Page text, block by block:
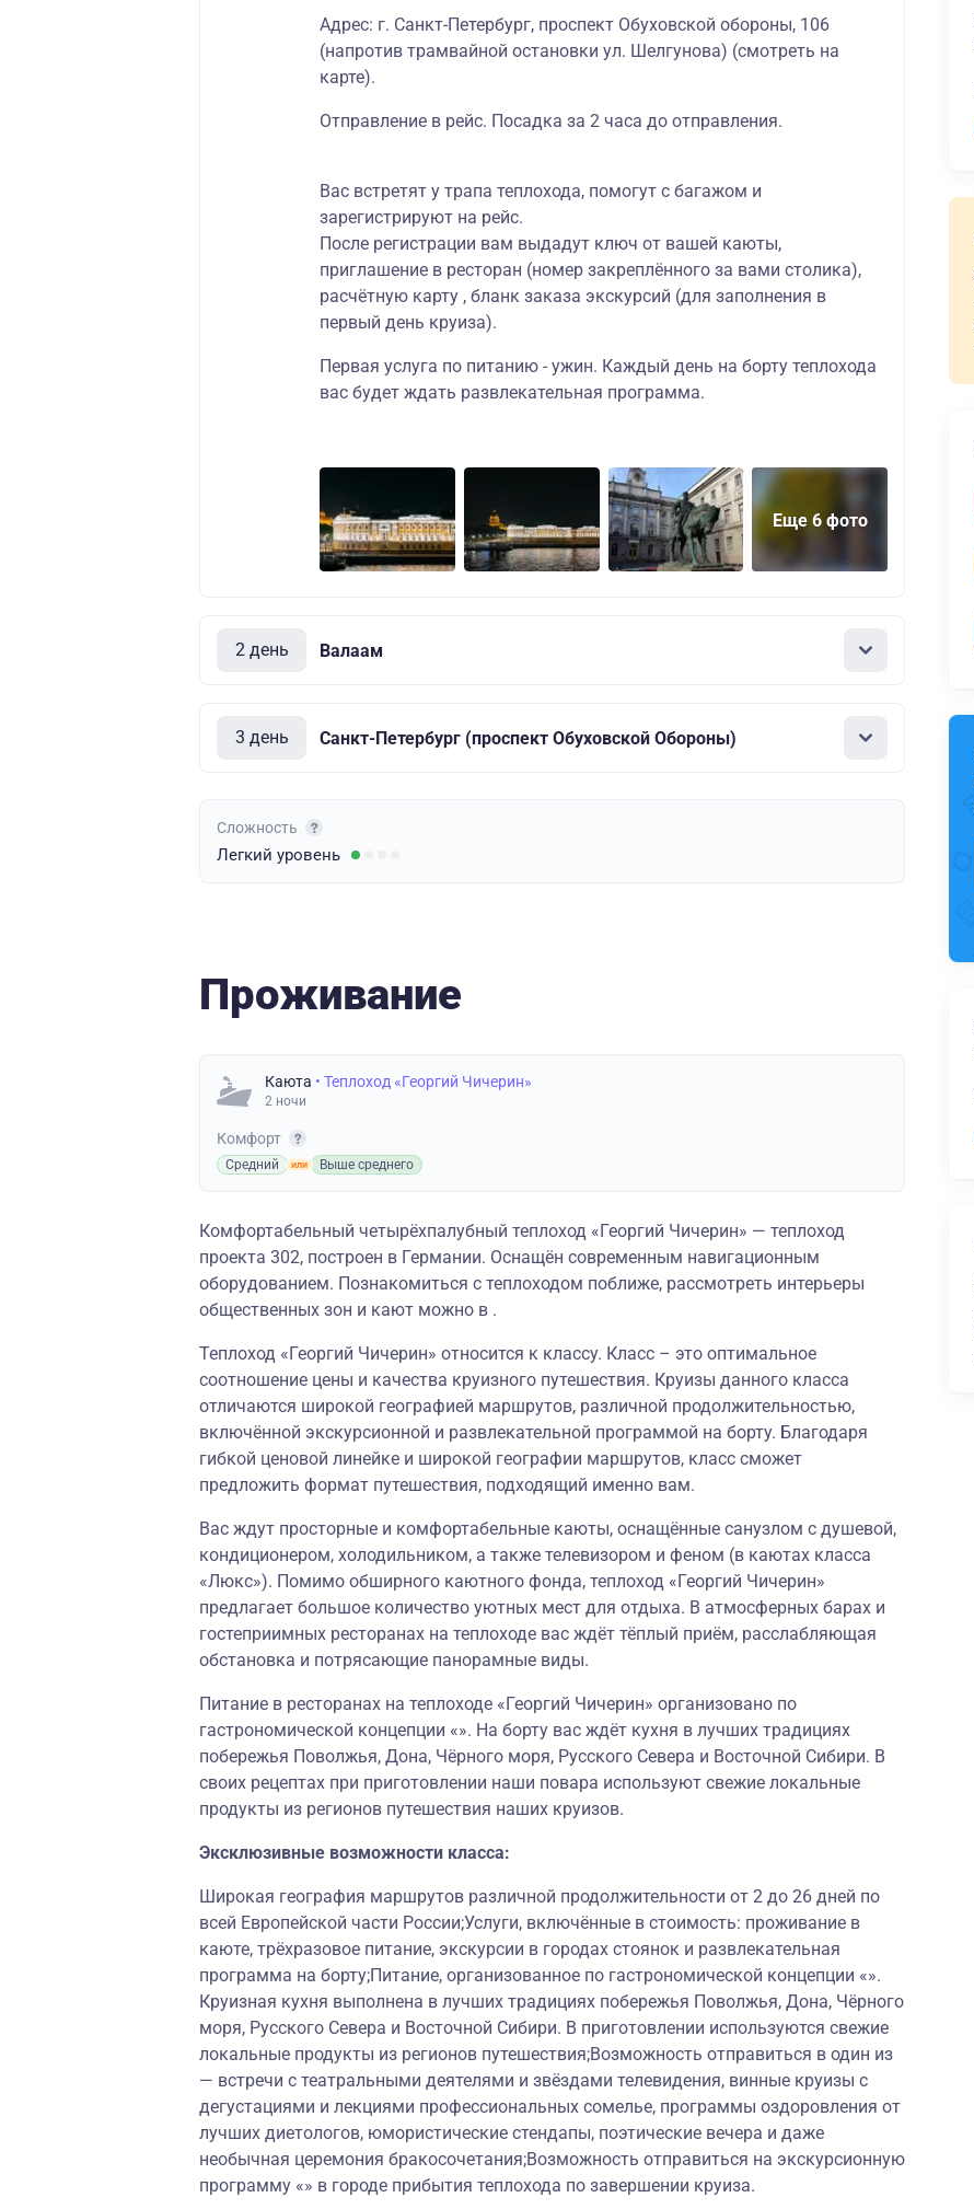
Адрес: г. Санкт-Петербург, проспект Обуховской обороны, 106
(напротив трамвайной остановки ул. Шелгунова) (смотреть на
карте).
Отправление в рейс. Посадка за 2 часа до отправления.
Вас встретят у трапа теплохода, помогут с багажом и
зарегистрируют на рейс.
После регистрации вам выдадут ключ от вашей каюты,
приглашение в ресторан (номер закреплённого за вами столика),
расчётную карту , бланк заказа экскурсий (для заполнения в
первый день круиза).
Первая услуга по питанию - ужин. Каждый день на борту теплохода
вас будет ждать развлекательная программа.
Еще 6 фото
2 день Валаам
3 день Санкт-Петербург (проспект Обуховской Обороны)
Сложность
Легкий уровень
Проживание
Каюта • Теплоход «Георгий Чичерин»
2 ночи
Комфорт
Средний Выше среднего
Комфортабельный четырёхпалубный теплоход «Георгий Чичерин» — теплоход
проекта 302, построен в Германии. Оснащён современным навигационным
оборудованием. Познакомиться с теплоходом поближе, рассмотреть интерьеры
общественных зон и кают можно в .
Теплоход «Георгий Чичерин» относится к классу. Класс – это оптимальное
соотношение цены и качества круизного путешествия. Круизы данного класса
отличаются широкой географией маршрутов, различной продолжительностью,
включённой экскурсионной и развлекательной программой на борту. Благодаря
гибкой ценовой линейке и широкой географии маршрутов, класс сможет
предложить формат путешествия, подходящий именно вам.
Вас ждут просторные и комфортабельные каюты, оснащённые санузлом с душевой,
кондиционером, холодильником, а также телевизором и феном (в каютах класса
«Люкс»). Помимо обширного каютного фонда, теплоход «Георгий Чичерин»
предлагает большое количество уютных мест для отдыха. В атмосферных барах и
гостеприимных ресторанах на теплоходе вас ждёт тёплый приём, расслабляющая
обстановка и потрясающие панорамные виды.
Питание в ресторанах на теплоходе «Георгий Чичерин» организовано по
гастрономической концепции «». На борту вас ждёт кухня в лучших традициях
побережья Поволжья, Дона, Чёрного моря, Русского Севера и Восточной Сибири. В
своих рецептах при приготовлении наши повара используют свежие локальные
продукты из регионов путешествия наших круизов.
Эксклюзивные возможности класса:
Широкая география маршрутов различной продолжительности от 2 до 26 дней по
всей Европейской части России;Услуги, включённые в стоимость: проживание в
каюте, трёхразовое питание, экскурсии в городах стоянок и развлекательная
программа на борту;Питание, организованное по гастрономической концепции «».
Круизная кухня выполнена в лучших традициях побережья Поволжья, Дона, Чёрного
моря, Русского Севера и Восточной Сибири. В приготовлении используются свежие
локальные продукты из регионов путешествия;Возможность отправиться в один из
— встречи с театральными деятелями и звёздами телевидения, винные круизы с
дегустациями и лекциями профессиональных сомелье, программы оздоровления от
лучших диетологов, юмористические стендапы, поэтические вечера и даже
необычная церемония бракосочетания;Возможность отправиться на экскурсионную
программу «» в городе прибытия теплохода по завершении круиза.